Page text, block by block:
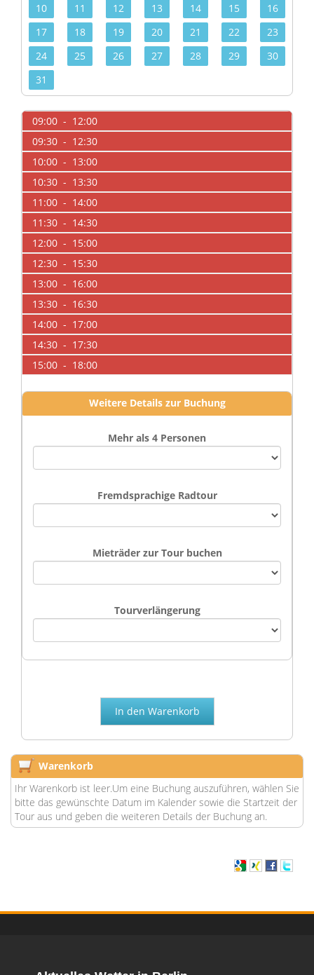
10
11 12 13 14 15
16
17
18 19 20 21 22
23
24
25 26 27 28 29
30
31
09:00 - 12:00
09:30 - 12:30
10:00 - 13:00
10:30 - 13:30
11:00 - 14:00
11:30 - 14:30
12:00 - 15:00
12:30 - 15:30
13:00 - 16:00
13:30 - 16:30
14:00 - 17:00
14:30 - 17:30
15:00 - 18:00
Weitere Details zur Buchung
Mehr als 4 Personen
Fremdsprachige Radtour
Mieträder zur Tour buchen
Tourverlängerung
Warenkorb
Ihr Warenkorb ist leer.Um eine Buchung auszuführen, wählen Sie
bitte das gewünschte Datum im Kalender sowie die Startzeit der
Tour aus und geben die weiteren Details der Buchung an.